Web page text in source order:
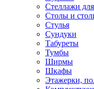
Стеллажи
Столы и
Стулья
Сундуки
Табуреты
Тумбы
Ширмы
Шкафы
Этажерки,